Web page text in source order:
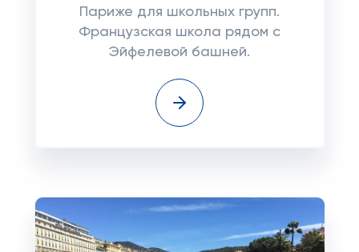
Париже для школьных групп.
Французская школа рядом с
Эйфелевой башней.